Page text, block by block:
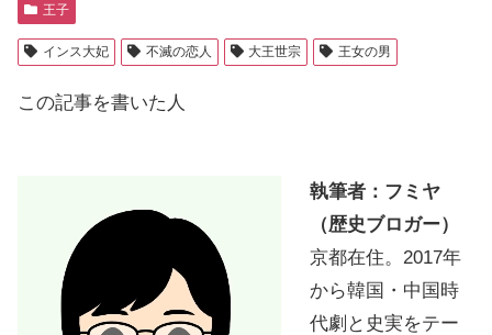
王子
インス大妃 不滅の恋人 大王世宗 王女の男
この記事を書いた人
執筆者：フミヤ
（歴史ブロガー）
京都在住。2017年
から韓国・中国時
代劇と史実をテー